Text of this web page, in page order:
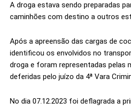
A droga estava sendo preparadas
caminhões com destino a outros
Após a apreensão das cargas de
identificou os envolvidos no
droga e foram representadas pelas
deferidas pelo juízo da 4ª Vara
No dia 07.12.2023 foi deflagrada a